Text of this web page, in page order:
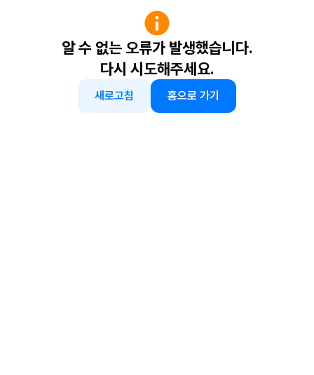
알 수 없는 오류가 발생했습니다.
다시 시도해주세요.
새로고침 홈으로 가기